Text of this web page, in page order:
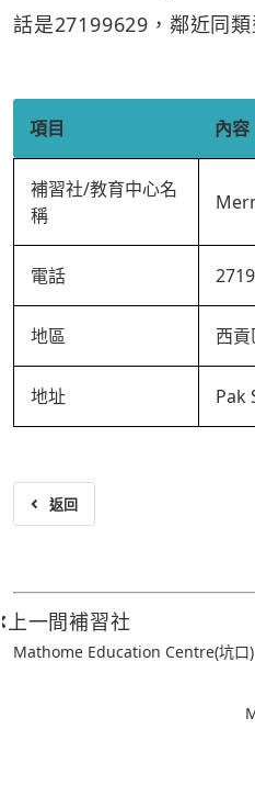
話是27199629，鄰近同
項目 內容
補習社/教育中心名
稱
電話
地區 西
地址 Pak
返回
上一間補習社
Mathome Education Centre(坑口)